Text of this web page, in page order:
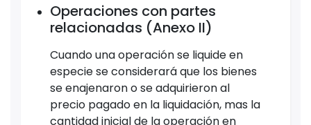
Operaciones con partes
relacionadas (Anexo II)
Cuando una operación se liquide en
especie se considerará que los bienes
se enajenaron o se adquirieron al
precio pagado en la liquidación, mas la
cantidad inicial de la operación en